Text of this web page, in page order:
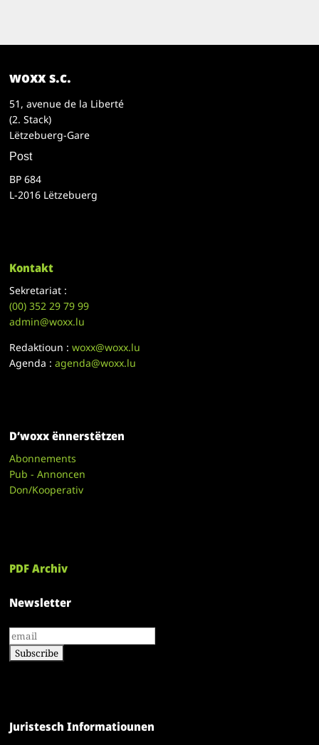
woxx s.c.
51, avenue de la Liberté
(2. Stack)
Lëtzebuerg-Gare
Post
BP 684
L-2016 Lëtzebuerg
Kontakt
Sekretariat :
(00)352 29 79 99
admin@woxx.lu
Redaktioun :woxx@woxx.lu
Agenda :agenda@woxx.lu
D’woxx ënnerstëtzen
Abonnements
Pub - Annoncen
Don/Kooperativ
PDF Archiv
Newsletter
Juristesch Informatiounen